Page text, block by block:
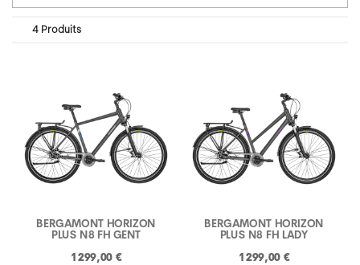
4 Produits
BERGAMONT HORIZON
PLUS N8 FH GENT
1 299,00 €
BERGAMONT HORIZON
PLUS N8 FH LADY
1 299,00 €